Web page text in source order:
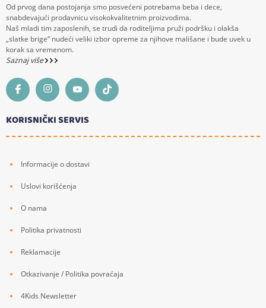
Od prvog dana postojanja smo posvećeni potrebama beba i dece,
snabdevajući prodavnicu visokokvalitetnim proizvodima.
Naš mladi tim zaposlenih, se trudi da roditeljima pruži podršku i olakša
„slatke brige“ nudeći veliki izbor opreme za njihove mališane i bude uvek u
korak sa vremenom.
Saznaj više
KORISNIČKI SERVIS
Informacije o dostavi
Uslovi korišćenja
O nama
Politika privatnosti
Reklamacije
Otkazivanje / Politika povraćaja
4Kids Newsletter